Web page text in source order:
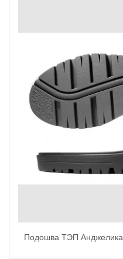
Подошва ТЭП Анджелика